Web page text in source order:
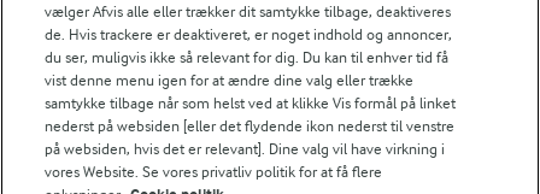
Fødevarestyrelsens smiley-rapporter for Lurpak PB
Følg
vælger Afvis alle eller trækker dit samtykke tilbage, deaktiveres
de. Hvis trackere er deaktiveret, er noget indhold og annoncer,
du ser, muligvis ikke så relevant for dig. Du kan til enhver tid få
vist denne menu igen for at ændre dine valg eller trække
samtykke tilbage når som helst ved at klikke Vis formål på linket
nederst på websiden [eller det flydende ikon nederst til venstre
på websiden, hvis det er relevant]. Dine valg vil have virkning i
vores Website. Se vores privatliv politik for at få flere